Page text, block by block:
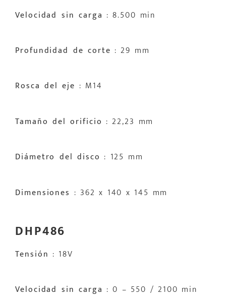
Velocidad sin carga : 8.500 min
Profundidad de corte : 29 mm
Rosca del eje : M14
Tamaño del orificio : 22,23 mm
Diámetro del disco : 125 mm
Dimensiones : 362 x 140 x 145 mm
DHP486
Tensión : 18V
Velocidad sin carga : 0 – 550 / 2100 min